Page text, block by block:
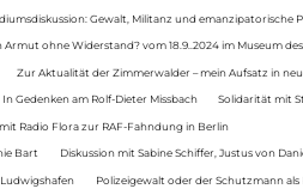
Gewalt, Militanz und emanzipatorische
ohne Widerstand? vom 18.9..2024 im Museum
Zur Aktualität der Zimmerwalder – mein Aufsatz in
In Gedenken am Rolf-Dieter Missbach Solidarität mit
Radio Flora zur RAF-Fahndung in Berlin
Bart Diskussion mit Sabine Schiffer, Justus von
Polizeigewalt oder der Schutzmann